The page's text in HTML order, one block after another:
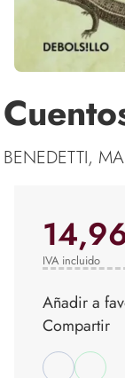
BENEDETTI,
IVA incluido
Añadir a
Compartir